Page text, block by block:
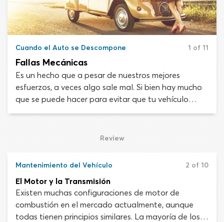
Cuando el Auto se Descompone 1 of 11
Fallas Mecánicas
Es un hecho que a pesar de nuestros mejores
esfuerzos, a veces algo sale mal. Si bien hay mucho
que se puede hacer para evitar que tu vehículo
sufra fallas mecánicas y eléctricas, el riesgo no se
maquinarias complejas. Una falla en los
Review
Mantenimiento del Vehículo 2 of 10
El Motor y la Transmisión
Existen muchas configuraciones de motor de
combustión en el mercado actualmente, aunque
todas tienen principios similares. La mayoría de los